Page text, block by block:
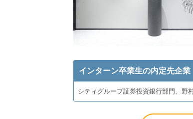
インターン卒業生の内定先企業
シティグループ証券投資銀行部門、野